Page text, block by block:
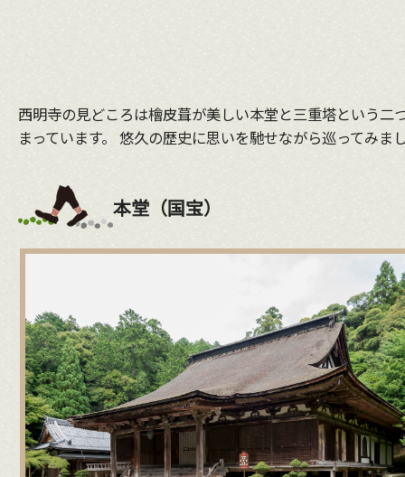
西明寺の見どころは檜皮葺が美しい本堂と三重塔という
まっています。 悠久の歴史に思いを馳せながら巡ってみま
本堂（国宝）